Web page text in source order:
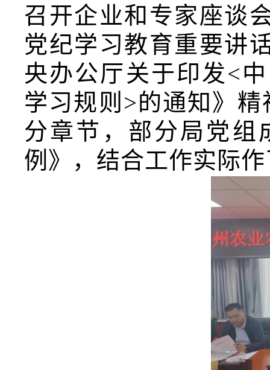
召开企业和专家座谈
党纪学习教育重要讲
央办公厅关于印发<
学习规则>的通知》精
分章节，部分局党组
例》，结合工作实际